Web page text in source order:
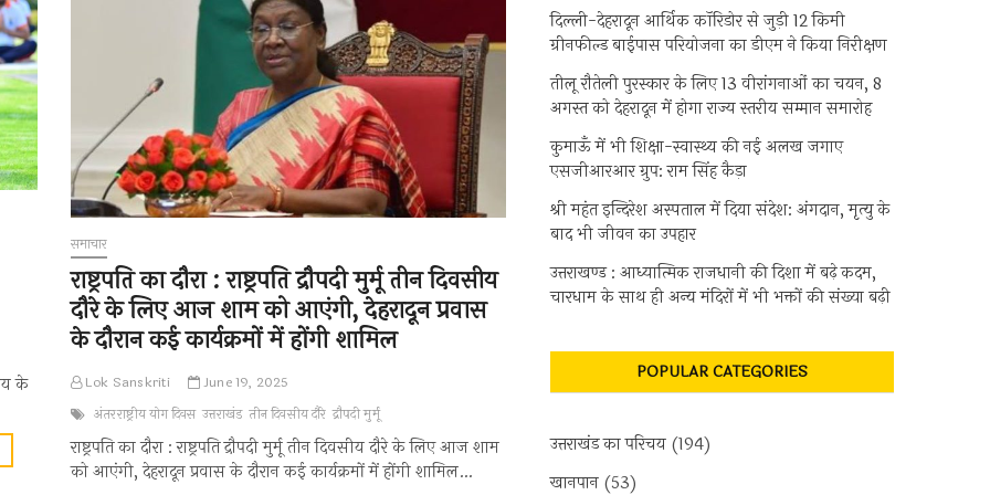
के
समाचार
राष्ट्रपति का दौरा : राष्ट्रपति द्रौपदी मुर्मू तीन दिवसीय
दौरे के लिए आज शाम को आएंगी, देहरादून प्रवास
के दौरान कई कार्यक्रमों में होंगी शामिल
Lok Sanskriti
June 19, 2025
अंतरराष्ट्रीय योग दिवस उत्तराखंड तीन दिवसीय दौरे द्रौपदी मुर्मू
राष्ट्रपति का दौरा : राष्ट्रपति द्रौपदी मुर्मू तीन दिवसीय दौरे के लिए आज शाम
को आएंगी, देहरादून प्रवास के दौरान कई कार्यक्रमों में होंगी शामिल…
दिल्ली-देहरादून आर्थिक कॉरिडोर से जुड़ी 12 किमी
ग्रीनफील्ड बाईपास परियोजना का डीएम ने किया निरीक्षण
तीलू रौतेली पुरस्कार के लिए 13 वीरांगनाओं का चयन, 8
अगस्त को देहरादून में होगा राज्य स्तरीय सम्मान समारोह
कुमाऊँ में भी शिक्षा-स्वास्थ्य की नई अलख जगाए
एसजीआरआर ग्रुप: राम सिंह कैड़ा
श्री महंत इन्दिरेश अस्पताल में दिया संदेश: अंगदान, मृत्यु के
बाद भी जीवन का उपहार
उत्तराखण्ड : आध्यात्मिक राजधानी की दिशा में बढ़े कदम,
चारधाम के साथ ही अन्य मंदिरों में भी भक्तों की संख्या बढ़ी
POPULAR CATEGORIES
उत्तराखंड का परिचय (194)
खानपान (53)